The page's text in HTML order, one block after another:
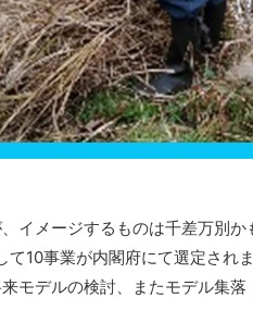
メージするものは千差万別か
10事業が内閣府にて選定され
モデルの検討、またモデル集